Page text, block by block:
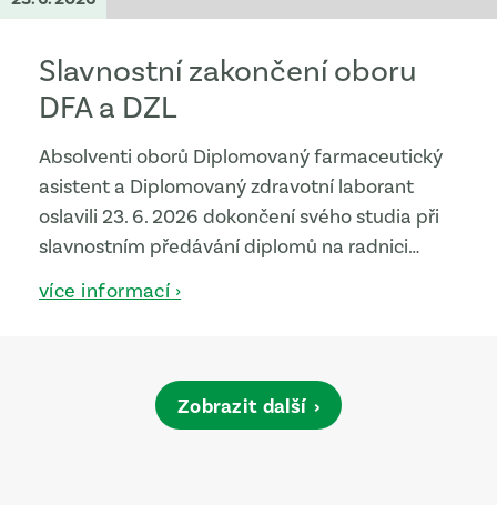
Slavnostní zakončení oboru
DFA a DZL
Absolventi oborů Diplomovaný farmaceutický
asistent a Diplomovaný zdravotní laborant
oslavili 23. 6. 2026 dokončení svého studia při
slavnostním předávání diplomů na radnici
odbornosti, precizní práce a radosti z úspěchu,
více informací ›
Zobrazit další